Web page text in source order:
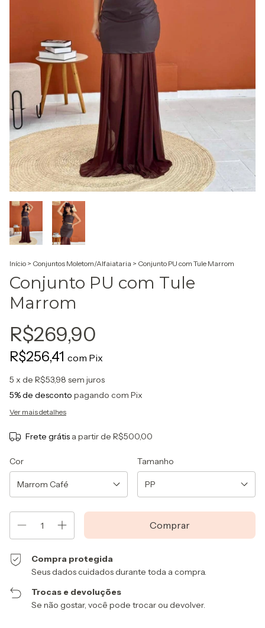
Início > Conjuntos Moletom/Alfaiataria > Conjunto PU com Tule Marrom
Conjunto PU com Tule
Marrom
R$269,90
R$256,41 com Pix
5 x de R$53,98 sem juros
5% de desconto pagando com Pix
Ver mais detalhes
Frete grátis a partir de R$500,00
Cor Tamanho
Compra protegida
Seus dados cuidados durante toda a compra.
Trocas e devoluções
Se não gostar, você pode trocar ou devolver.